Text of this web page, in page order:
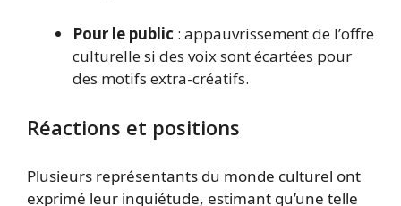
Pour le public : appauvrissement de l’offre
culturelle si des voix sont écartées pour
des motifs extra-créatifs.
Réactions et positions
Plusieurs représentants du monde culturel ont
exprimé leur inquiétude, estimant qu’une telle